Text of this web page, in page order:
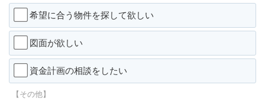
希望に合う物件を探して欲しい
図面が欲しい
資金計画の相談をしたい
【その他】